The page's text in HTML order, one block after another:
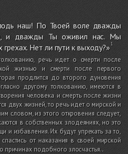
наш! По Твоей воле дважды
и дважды Ты оживил нас. Мы
грехах. Нет ли пути к выходу?»
речь идет о смерти после
жизнью и смерти после первого
продлится до второго дуновения
другому толкованию, имеются в
человека и смерть после жизни
двух жизней, то речь идет о мирской и
словом, из этого откровения следует,
в собственных злодеяниях, но это
и избавления. Их будут упрекать за то,
от наказания в своей мирской
причинах подобного злосчастья..